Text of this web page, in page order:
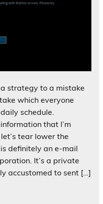
strategy to a mistake
which everyone
schedule.
that I’m
tear lower the
definitely an e-mail
It’s a private
accustomed to sent […]